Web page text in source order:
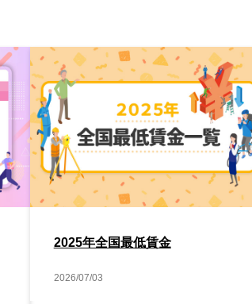
2025年全国最低賃金
2026/07/03